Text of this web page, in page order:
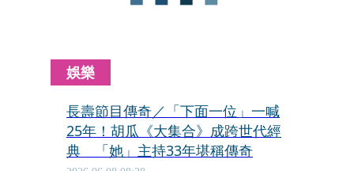
娛樂
長壽節目傳奇／「下面一位」一喊
25年！胡瓜《大集合》成跨世代經
典 「她」主持33年堪稱傳奇